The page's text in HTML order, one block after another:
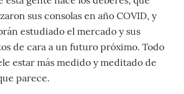
sus consolas en año COVID, y
estudiado el mercado y sus
de cara a un futuro próximo. Todo
estar más medido y meditado de
parece.